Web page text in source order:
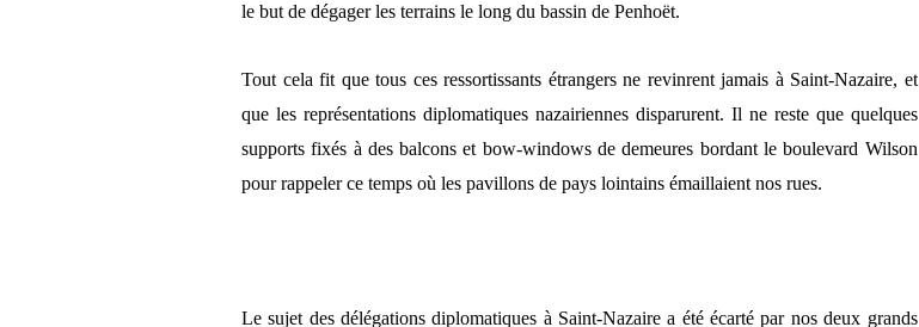
le but de dégager les terrains le long du bassin de Penhoët.
Tout cela fit que tous ces ressortissants étrangers ne revinrent jamais à Saint-Nazaire, et
que les représentations diplomatiques nazairiennes disparurent. Il ne reste que quelques
supports fixés à des balcons et bow-windows de demeures bordant le boulevard Wilson
pour rappeler ce temps où les pavillons de pays lointains émaillaient nos rues.
Le sujet des délégations diplomatiques à Saint-Nazaire a été écarté par nos deux grands